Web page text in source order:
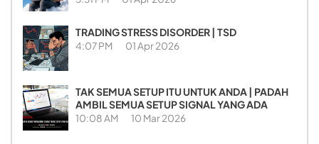
TRADING STRESS DISORDER | TSD
4:07 PM 01 Apr 2026
TAK SEMUA SETUP ITU UNTUK ANDA | PADAH
AMBIL SEMUA SETUP SIGNAL YANG ADA
10:08 AM 10 Mar 2026